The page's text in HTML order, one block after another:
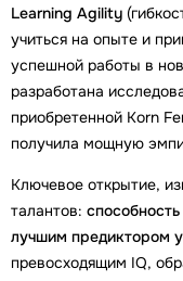
Learning Agility
учиться на опыте и
успешной работы в
разработана
приобретенной Korn
получила мощную
Ключевое открытие,
талантов:
лучшим предиктором
превосходящим IQ,